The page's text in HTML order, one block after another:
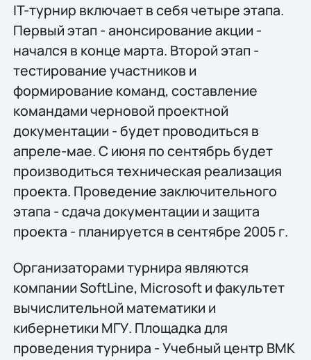
IT-турнир включает в себя четыре этапа.
Первый этап - анонсирование акции -
начался в конце марта. Второй этап -
тестирование участников и
формирование команд, составление
командами черновой проектной
документации - будет проводиться в
апреле-мае. С июня по сентябрь будет
производиться техническая реализация
проекта. Проведение заключительного
этапа - сдача документации и защита
проекта - планируется в сентябре 2005 г.
Организаторами турнира являются
компании SoftLine, Microsoft и факультет
вычислительной математики и
кибернетики МГУ. Площадка для
проведения турнира - Учебный центр ВМК